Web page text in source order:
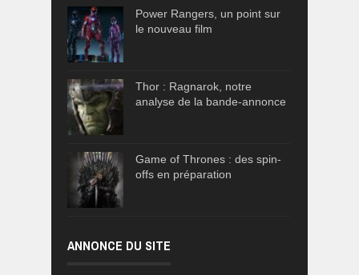
Power Rangers, un point sur
le nouveau film
Thor : Ragnarok, notre
analyse de la bande-annonce
Game of Thrones : des spin-
offs en préparation
ANNONCE DU SITE